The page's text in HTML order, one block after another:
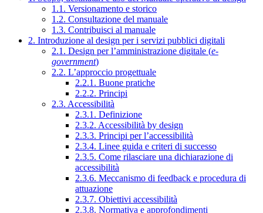
1.1. Versionamento e storico
1.2. Consultazione del manuale
1.3. Contribuisci al manuale
2. Introduzione al design per i servizi pubblici digitali
2.1. Design per l’amministrazione digitale (e-
government)
2.2. L’approccio progettuale
2.2.1. Buone pratiche
2.2.2. Principi
2.3. Accessibilità
2.3.1. Definizione
2.3.2. Accessibilità by design
2.3.3. Principi per l’accessibilità
2.3.4. Linee guida e criteri di successo
2.3.5. Come rilasciare una dichiarazione di
accessibilità
2.3.6. Meccanismo di feedback e procedura di
attuazione
2.3.7. Obiettivi accessibilità
2.3.8. Normativa e approfondimenti